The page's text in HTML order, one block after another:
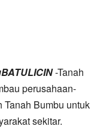
-Tanah
perusahaan-
Bumbu untuk
sekitar.